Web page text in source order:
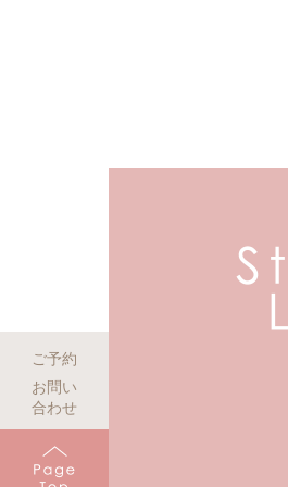
ご予約
お問い
合わせ